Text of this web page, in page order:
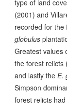
type of land
(2001) and
recorded for the
globulus
Greatest values
the forest relicts
and lastly the E.
Simpson
forest relicts